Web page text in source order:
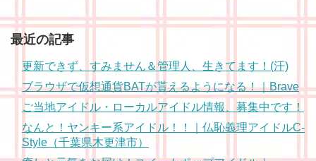
最近の記事
更新できず、すみません＆管理人、生きてます！(汗)
ブラウザで仮想通貨BATが貰えるようになる！｜Brave
ご当地アイドル・ローカルアイドル情報、募集中です！
なんと！ヤンキー系アイドル！！｜仏恥義理アイドルC-
Style（千葉県木更津市）